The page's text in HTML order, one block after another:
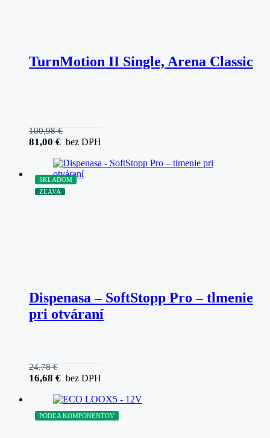
TurnMotion II Single, Arena Classic
100,98€
81,00 € bez DPH
SKLADOM
ZĽAVA
Dispenasa – SoftStopp Pro – tlmenie
pri otváraní
24,78€
16,68 € bez DPH
PODĽA KOMPONENTOV